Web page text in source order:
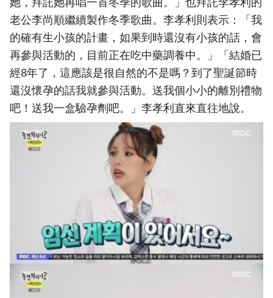
老公李尚順繼續製作冬季歌曲。李孝利則表示：「我
的確有生小孩的計畫，如果到時還沒有小孩的話，會
再參與活動的，目前正在吃中藥調養中。」「結婚已
經8年了，這應該是很自然的不是嗎？到了聖誕節時
還沒懷孕的話我就參與活動。送我個小小的離別禮物
吧！送我一盒驗孕劑吧。」李孝利直來直往地說。